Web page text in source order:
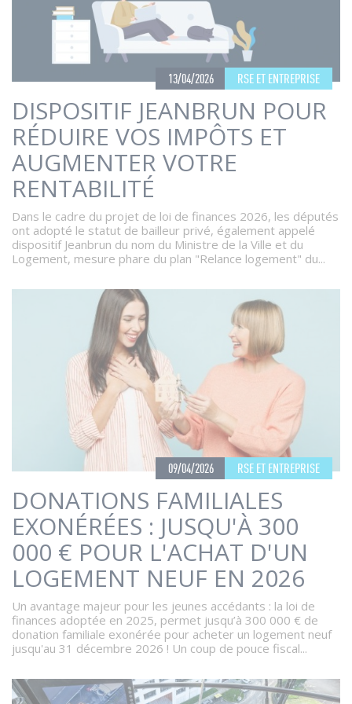
13/04/2026 RSE ET ENTREPRISE
DISPOSITIF JEANBRUN POUR
RÉDUIRE VOS IMPÔTS ET
AUGMENTER VOTRE
RENTABILITÉ
Dans le cadre du projet de loi de finances 2026, les députés
ont adopté le statut de bailleur privé, également appelé
dispositif Jeanbrun du nom du Ministre de la Ville et du
Logement, mesure phare du plan "Relance logement" du...
09/04/2026 RSE ET ENTREPRISE
DONATIONS FAMILIALES
EXONÉRÉES : JUSQU'À 300
000 € POUR L'ACHAT D'UN
LOGEMENT NEUF EN 2026
Un avantage majeur pour les jeunes accédants : la loi de
finances adoptée en 2025, permet jusqu’à 300 000 € de
donation familiale exonérée pour acheter un logement neuf
jusqu'au 31 décembre 2026 ! Un coup de pouce fiscal...